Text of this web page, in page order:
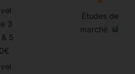
3
5
Études de
marché